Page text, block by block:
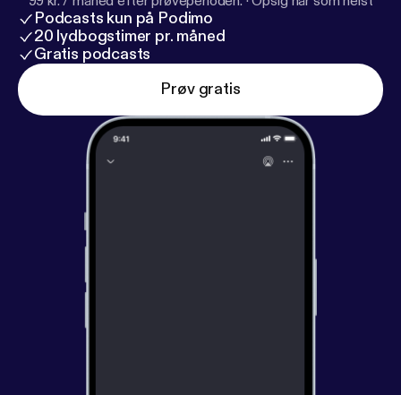
Podcasts kun på Podimo
20 lydbogstimer pr. måned
Gratis podcasts
Prøv gratis